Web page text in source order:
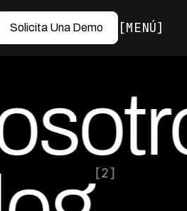
Solicita Una Demo MENÚ
[2]
por Ed Escobar